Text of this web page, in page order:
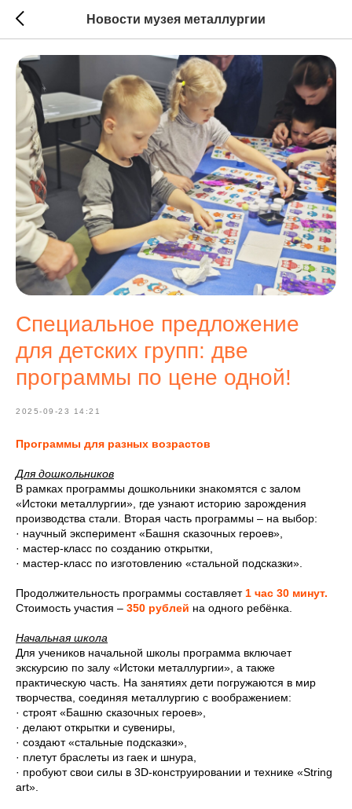
Новости музея металлургии
Специальное предложение
для детских групп: две
программы по цене одной!
2025-09-23 14:21
Программы для разных возрастов
Для дошкольников
В рамках программы дошкольники знакомятся с залом
«Истоки металлургии», где узнают историю зарождения
производства стали. Вторая часть программы – на выбор:
· научный эксперимент «Башня сказочных героев»,
· мастер-класс по созданию открытки,
· мастер-класс по изготовлению «стальной подсказки».
Продолжительность программы составляет 1 час 30 минут.
Стоимость участия – 350 рублей на одного ребёнка.
Начальная школа
Для учеников начальной школы программа включает
экскурсию по залу «Истоки металлургии», а также
практическую часть. На занятиях дети погружаются в мир
творчества, соединяя металлургию с воображением:
· строят «Башню сказочных героев»,
· делают открытки и сувениры,
· создают «стальные подсказки»,
· плетут браслеты из гаек и шнура,
· пробуют свои силы в 3D-конструировании и технике «String
art».